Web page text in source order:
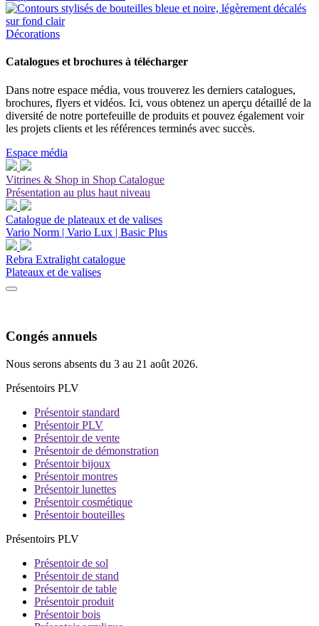
Décorations
Catalogues et brochures à télécharger
Dans notre espace média, vous trouverez les derniers catalogues,
brochures, flyers et vidéos. Ici, vous obtenez un aperçu détaillé de la
diversité de notre portefeuille de produits et pouvez également voir
les projets clients et les références terminés avec succès.
Espace média
Vitrines & Shop in Shop Catalogue
Présentation au plus haut niveau
Catalogue de plateaux et de valises
Vario Norm | Vario Lux | Basic Plus
Rebra Extralight catalogue
Plateaux et de valises
Congés annuels
Nous serons absents du 3 au 21 août 2026.
Présentoirs PLV
Présentoir standard
Présentoir PLV
Présentoir de vente
Présentoir de démonstration
Présentoir bijoux
Présentoir montres
Présentoir lunettes
Présentoir cosmétique
Présentoir bouteilles
Présentoirs PLV
Présentoir de sol
Présentoir de stand
Présentoir de table
Présentoir produit
Présentoir bois